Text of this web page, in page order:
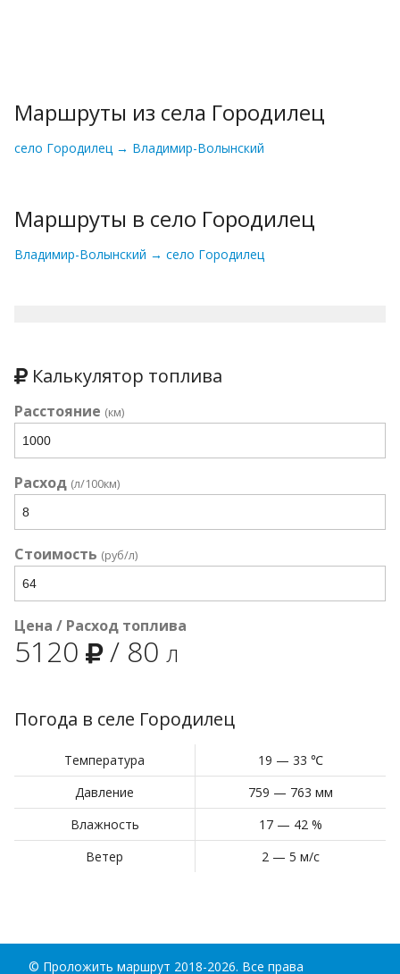
Маршруты из села Городилец
село Городилец → Владимир-Волынский
Маршруты в село Городилец
Владимир-Волынский → село Городилец
Калькулятор топлива
Расстояние (км)
Расход (л/100км)
Стоимость (руб/л)
Цена / Расход топлива
5120 / 80 л
Погода в селе Городилец
Температура
19 — 33 ℃
Давление
759 — 763 мм
Влажность
17 — 42 %
Ветер
2 — 5 м/с
© Проложить маршрут 2018-2026. Все права